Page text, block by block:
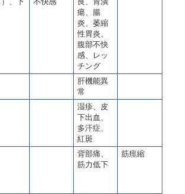
瘍、腸
炎、萎縮
性胃炎、
腹部不快
感、レッ
チング
肝機能異
常
湿疹、皮
下出血、
多汗症、
紅斑
背部痛、
筋力低下
筋痙縮